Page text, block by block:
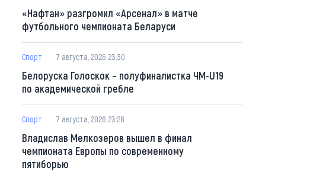
«Нафтан» разгромил «Арсенал» в матче
футбольного чемпионата Беларуси
Спорт 7 августа, 2026 23:30
Белоруска Голоскок – полуфиналистка ЧМ-U19
по академической гребле
Спорт 7 августа, 2026 23:28
Владислав Мелкозеров вышел в финал
чемпионата Европы по современному
пятиборью